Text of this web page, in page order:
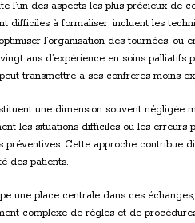
l’un des aspects les plus précieux de
difficiles à formaliser, incluent les
l’organisation des tournées, ou
ans d’expérience en soins palliatifs
transmettre à ses confrères moins
une dimension souvent négligée
les situations difficiles ou les erreurs
Cette approche contribue
des patients.
une place centrale dans ces
complexe de règles et de